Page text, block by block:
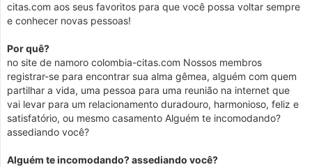
citas.com aos seus favoritos para que você possa voltar sempre
e conhecer novas pessoas!
Por quê?
no site de namoro colombia-citas.com Nossos membros
registrar-se para encontrar sua alma gêmea, alguém com quem
partilhar a vida, uma pessoa para uma reunião na internet que
vai levar para um relacionamento duradouro, harmonioso, feliz e
satisfatório, ou mesmo casamento Alguém te incomodando?
assediando você?
Alguém te incomodando? assediando você?